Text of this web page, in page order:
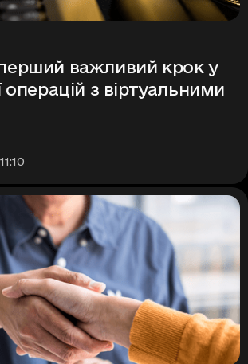
важливий крок у
операцій з віртуальними